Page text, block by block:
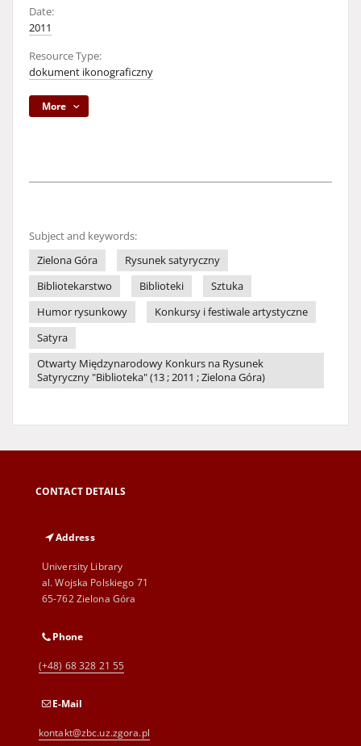
Date:
2011
Resource Type:
dokument ikonograficzny
More
Subject and keywords:
Zielona Góra
Rysunek satyryczny
Bibliotekarstwo
Biblioteki
Sztuka
Humor rysunkowy
Konkursy i festiwale artystyczne
Satyra
Otwarty Międzynarodowy Konkurs na Rysunek
Satyryczny "Biblioteka" (13 ; 2011 ; Zielona Góra)
CONTACT DETAILS
Address
University Library
al. Wojska Polskiego 71
65-762 Zielona Góra
Phone
(+48) 68 328 21 55
E-Mail
kontakt@zbc.uz.zgora.pl